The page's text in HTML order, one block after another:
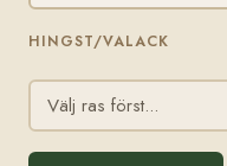
HINGST/VALACK